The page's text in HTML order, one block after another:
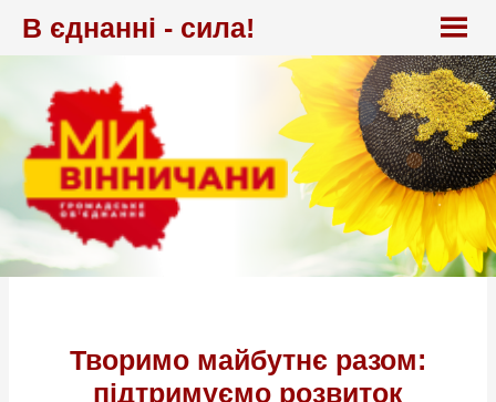
В єднанні - сила!
Творимо майбутнє разом:
підтримуємо розвиток